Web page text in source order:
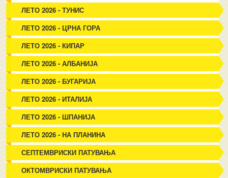
ЛЕТО 2026 - ТУНИС
ЛЕТО 2026 - ЦРНА ГОРА
ЛЕТО 2026 - КИПАР
ЛЕТО 2026 - АЛБАНИЈА
ЛЕТО 2026 - БУГАРИЈА
ЛЕТО 2026 - ИТАЛИЈА
ЛЕТО 2026 - ШПАНИЈА
ЛЕТО 2026 - НА ПЛАНИНА
СЕПТЕМВРИСКИ ПАТУВАЊА
ОКТОМВРИСКИ ПАТУВАЊА